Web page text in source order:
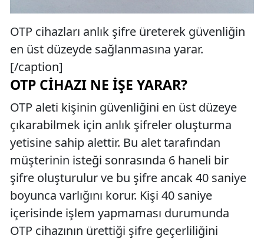
OTP cihazları anlık şifre üreterek güvenliğin
en üst düzeyde sağlanmasına yarar.
[/caption]
OTP CIHAZI NE İŞE YARAR?
OTP aleti kişinin güvenliğini en üst düzeye
çıkarabilmek için anlık şifreler oluşturma
yetisine sahip alettir. Bu alet tarafından
müşterinin isteği sonrasında 6 haneli bir
şifre oluşturulur ve bu şifre ancak 40 saniye
boyunca varlığını korur. Kişi 40 saniye
içerisinde işlem yapmaması durumunda
OTP cihazının ürettiği şifre geçerliliğini